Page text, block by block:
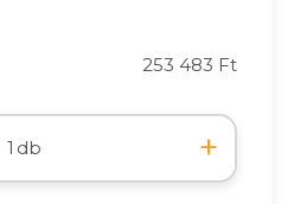
253 483 Ft
db +